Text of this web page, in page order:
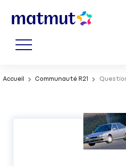
Accueil Communauté R21